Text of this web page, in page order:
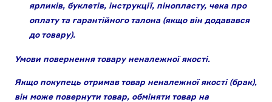
ярликів, буклетів, інструкції, пінопласту, чека про
оплату та гарантійного талона (якщо він додавався
до товару).
Умови повернення товару неналежної якості.
Якщо покупець отримав товар неналежної якості (брак),
він може повернути товар, обміняти товар на